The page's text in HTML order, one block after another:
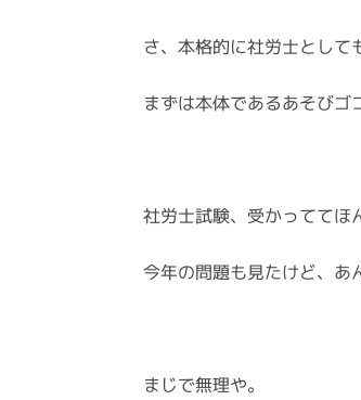
さ、本格的に社労士として
まずは本体であるあそび
社労士試験、受かっててほ
今年の問題も見たけど、あ
まじで無理や。